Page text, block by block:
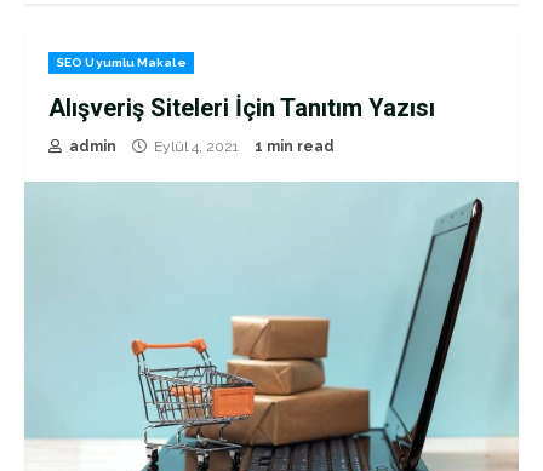
SEO Uyumlu Makale
Alışveriş Siteleri İçin Tanıtım Yazısı
admin Eylül 4, 2021 1 min read